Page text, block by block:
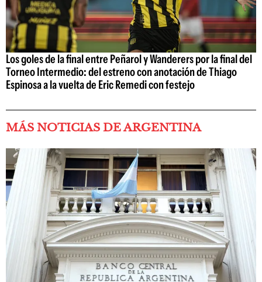
Los goles de la final entre Peñarol y Wanderers por la final del
Torneo Intermedio: del estreno con anotación de Thiago
Espinosa a la vuelta de Eric Remedi con festejo
MÁS NOTICIAS DE ARGENTINA